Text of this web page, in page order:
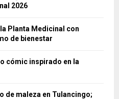
2026
Planta Medicinal con
de bienestar
cómic inspirado en la
de maleza en Tulancingo;